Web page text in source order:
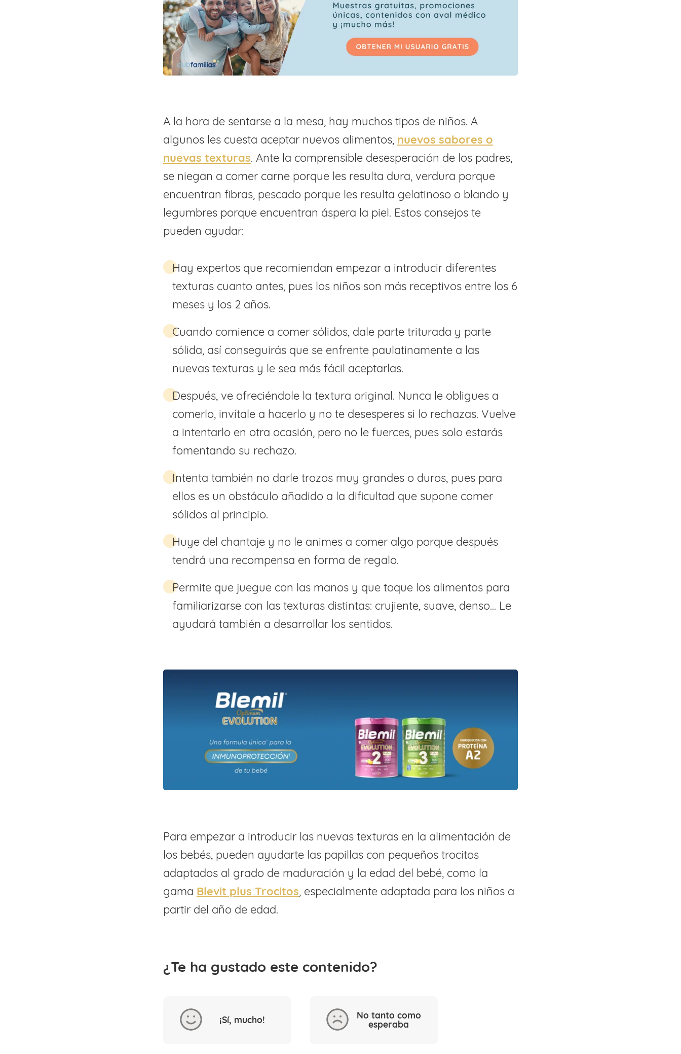
A la hora de sentarse a la mesa, hay muchos tipos de niños. A
algunos les cuesta aceptar nuevos alimentos, nuevos sabores o
nuevas texturas. Ante la comprensible desesperación de los padres,
se niegan a comer carne porque les resulta dura, verdura porque
encuentran fibras, pescado porque les resulta gelatinoso o blando y
legumbres porque encuentran áspera la piel. Estos consejos te
pueden ayudar:
Hay expertos que recomiendan empezar a introducir diferentes
texturas cuanto antes, pues los niños son más receptivos entre los 6
meses y los 2 años.
Cuando comience a comer sólidos, dale parte triturada y parte
sólida, así conseguirás que se enfrente paulatinamente a las
nuevas texturas y le sea más fácil aceptarlas.
Después, ve ofreciéndole la textura original. Nunca le obligues a
comerlo, invítale a hacerlo y no te desesperes si lo rechazas. Vuelve
a intentarlo en otra ocasión, pero no le fuerces, pues solo estarás
fomentando su rechazo.
Intenta también no darle trozos muy grandes o duros, pues para
ellos es un obstáculo añadido a la dificultad que supone comer
sólidos al principio.
Huye del chantaje y no le animes a comer algo porque después
tendrá una recompensa en forma de regalo.
Permite que juegue con las manos y que toque los alimentos para
familiarizarse con las texturas distintas: crujiente, suave, denso... Le
ayudará también a desarrollar los sentidos.
Para empezar a introducir las nuevas texturas en la alimentación de
los bebés, pueden ayudarte las papillas con pequeños trocitos
adaptados al grado de maduración y la edad del bebé, como la
gama Blevit plus Trocitos, especialmente adaptada para los niños a
partir del año de edad.
¿Te ha gustado este contenido?
¡Sí, mucho!
No tanto como
esperaba